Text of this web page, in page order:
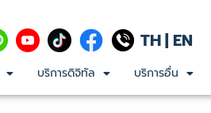
TH| EN
บริการดิจิทัล บริการอื่น